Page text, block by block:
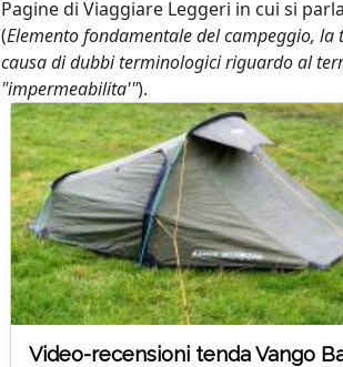
Pagine di Viaggiare Leggeri in cui si
(Elemento fondamentale del campeggio, la
causa di dubbi terminologici riguardo al
"impermeabilita'").
Video-recensioni tenda Vango